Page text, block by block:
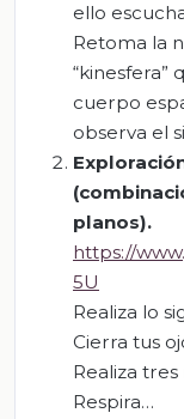
ello
Retoma la
“kinesfera”
cuerpo
observa el
planos).
https://
5U
Realiza lo
Cierra tus
Realiza
Respira…